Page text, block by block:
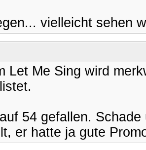
vielleicht sehen
Let Me Sing wird
54 gefallen.
er hatte ja gute